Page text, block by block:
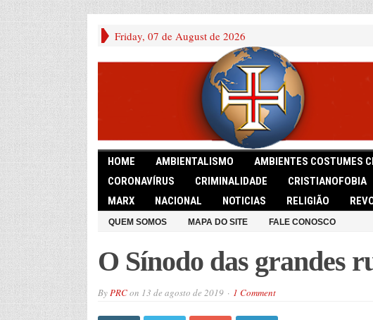
Friday, 07 de August de 2026
HOME AMBIENTALISMO AMBIENTES COSTUMES
CORONAVÍRUS
CRIMINALIDADE CRISTIANOFOBIA
MARX
NACIONAL NOTICIAS RELIGIÃO
QUEM SOMOS MAPA DO SITE FALE CONOSCO
O Sínodo das grandes
ByPRCon 13 de agosto de 2019 1 Comment